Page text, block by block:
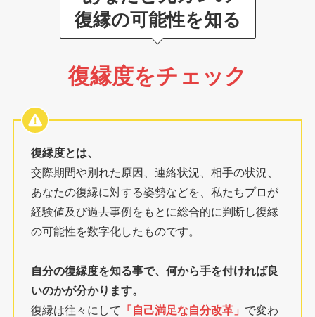
復縁の可能性を知る
復縁度をチェック
復縁度とは、
交際期間や別れた原因、連絡状況、相手の状況、
あなたの復縁に対する姿勢などを、私たちプロが
経験値及び過去事例をもとに総合的に判断し復縁
の可能性を数字化したものです。
自分の復縁度を知る事で、何から手を付ければ良
いのかが分かります。
復縁は往々にして
「自己満足な自分改革」 で変わ